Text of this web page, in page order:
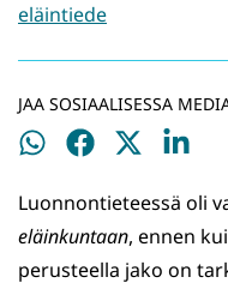
eläintiede
JAA SOSIAALISESSA
Jaa
Jaa
Jaa
Jaa
Luonnontieteessä oli
eläinkuntaan, ennen
perusteella jako on